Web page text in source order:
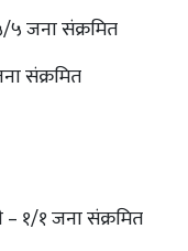
५ जना संक्रमित
संक्रमित
– १/१ जना संक्रमित